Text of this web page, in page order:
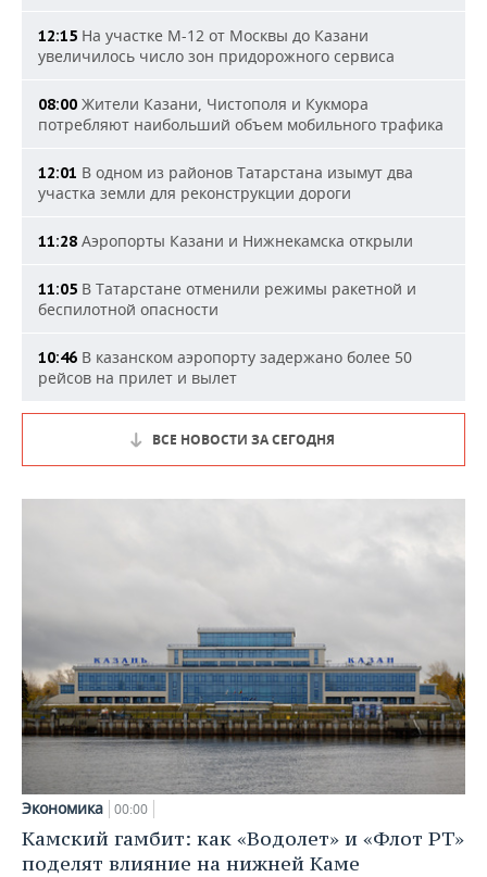
12:15 На участке М-12 от Москвы до Казани
увеличилось число зон придорожного сервиса
08:00 Жители Казани, Чистополя и Кукмора
потребляют наибольший объем мобильного трафика
12:01 В одном из районов Татарстана изымут два
участка земли для реконструкции дороги
11:28 Аэропорты Казани и Нижнекамска открыли
11:05 В Татарстане отменили режимы ракетной и
беспилотной опасности
10:46 В казанском аэропорту задержано более 50
рейсов на прилет и вылет
ВСЕ НОВОСТИ ЗА СЕГОДНЯ
Экономика 00:00
Камский гамбит: как «Водолет» и «Флот РТ»
поделят влияние на нижней Каме